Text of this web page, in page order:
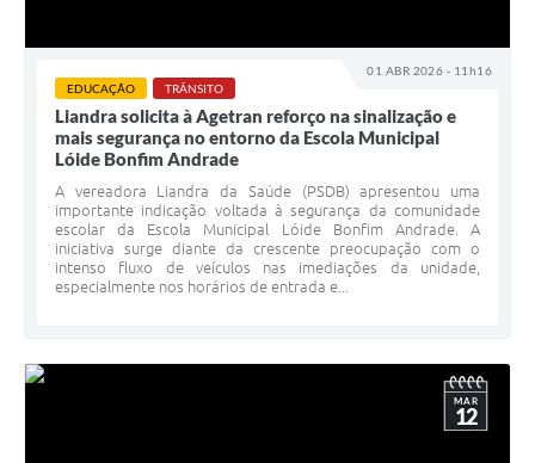
01 ABR 2026 - 11h16
EDUCAÇÃO
TRÂNSITO
Liandra solicita à Agetran reforço na sinalização e
mais segurança no entorno da Escola Municipal
Lóide Bonfim Andrade
A vereadora Liandra da Saúde (PSDB) apresentou uma
importante indicação voltada à segurança da comunidade
escolar da Escola Municipal Lóide Bonfim Andrade. A
iniciativa surge diante da crescente preocupação com o
intenso fluxo de veículos nas imediações da unidade,
especialmente nos horários de entrada e...
MAR
12